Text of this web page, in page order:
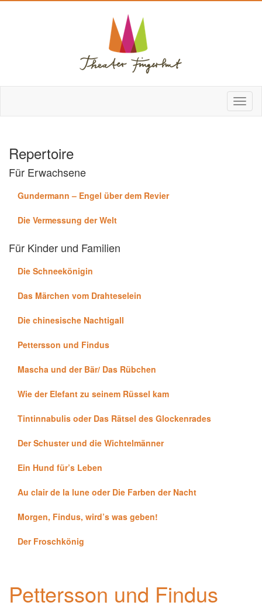
Repertoire
Für Erwachsene
Gundermann – Engel über dem Revier
Die Vermessung der Welt
Für Kinder und Familien
Die Schneekönigin
Das Märchen vom Drahteselein
Die chinesische Nachtigall
Pettersson und Findus
Mascha und der Bär/ Das Rübchen
Wie der Elefant zu seinem Rüssel kam
Tintinnabulis oder Das Rätsel des Glockenrades
Der Schuster und die Wichtelmänner
Ein Hund für’s Leben
Au clair de la lune oder Die Farben der Nacht
Morgen, Findus, wird’s was geben!
Der Froschkönig
Pettersson und Findus